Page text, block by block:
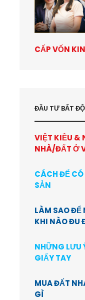
CẤP VỐN
ĐẦU TƯ BẤT
VIỆT KIỀU &
NHÀ/ĐẤT Ở
CÁCH ĐỂ
SẢN
LÀM SAO ĐỂ
KHI NÀO ĐU
NHỮNG LƯU
GIẤY TAY
MUA ĐẤT
GÌ